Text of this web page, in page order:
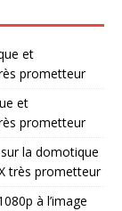
et
prometteur
et
prometteur
la domotique
très prometteur
à l’image